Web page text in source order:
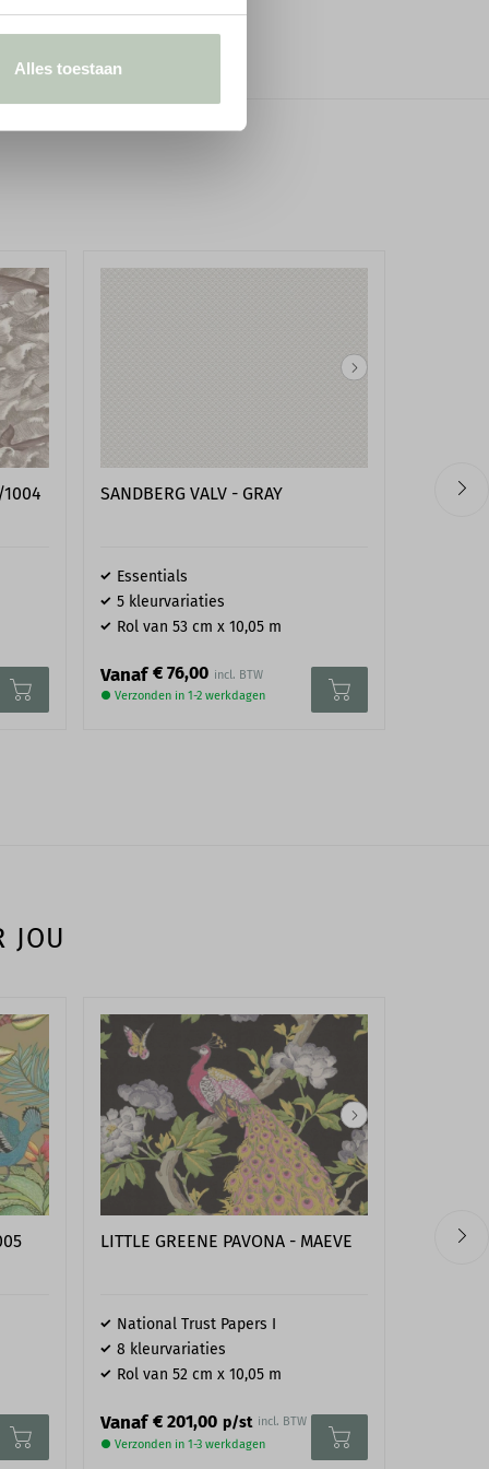
Alles toestaan
Sponsbaar
5055496021867
1004 SANDBERG VALV - GRAY
Essentials
5 kleurvariaties
Rol van 53 cm x 10,05 m
Vanaf € 76,00
● Verzonden in 1-2 werkdagen
COLE &
JOU
LITTLE GREENE PAVONA - MAEVE
National Trust Papers I
8 kleurvariaties
Rol van 52 cm x 10,05 m
Vanaf € 201,00 p/st incl. BTW
● Verzonden in 1-3 werkdagen
COLE